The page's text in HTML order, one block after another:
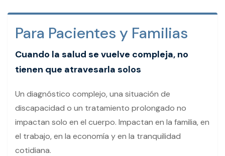
Para Pacientes y Familias
Cuando la salud se vuelve compleja, no
tienen que atravesarla solos
Un diagnóstico complejo, una situación de
discapacidad o un tratamiento prolongado no
impactan solo en el cuerpo. Impactan en la familia, en
el trabajo, en la economía y en la tranquilidad
cotidiana.